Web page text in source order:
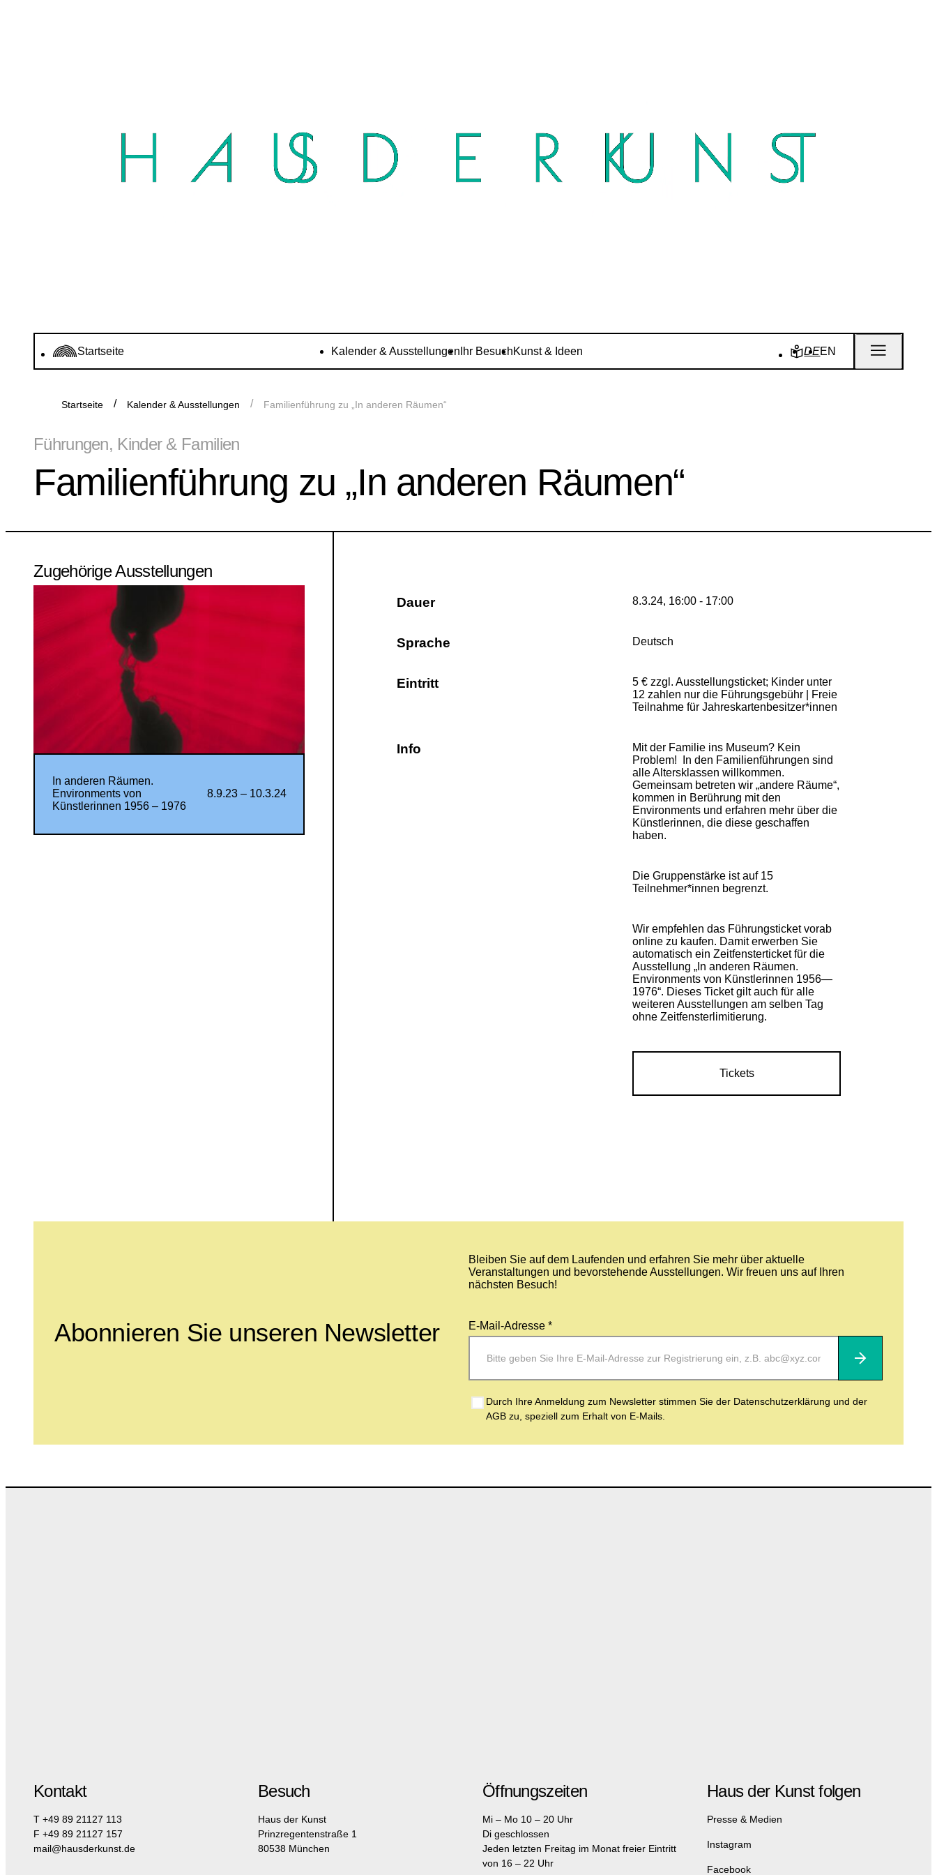
Startseite Kalender & Ausstellungen Ihr BesuchKunst & Ideen DEEN
Startseite Kalender & Ausstellungen Familienführung zu „In anderen Räumen“
Führungen, Kinder & Familien
Familienführung zu „In anderen Räumen“
Dauer 8.3.24, 16:00 - 17:00
Sprache Deutsch
Eintritt
5 € zzgl. Ausstellungsticket; Kinder unter
12 zahlen nur die Führungsgebühr | Freie
Teilnahme für Jahreskartenbesitzer*innen
Info
Mit der Familie ins Museum? Kein
Problem! In den Familienführungen sind
alle Altersklassen willkommen.
Gemeinsam betreten wir „andere Räume“,
kommen in Berührung mit den
Environments und erfahren mehr über die
Künstlerinnen, die diese geschaffen
haben.
Die Gruppenstärke ist auf 15
Teilnehmer*innen begrenzt.
Wir empfehlen das Führungsticket vorab
online zu kaufen. Damit erwerben Sie
automatisch ein Zeitfensterticket für die
Ausstellung „In anderen Räumen.
Environments von Künstlerinnen 1956—
1976“. Dieses Ticket gilt auch für alle
weiteren Ausstellungen am selben Tag
ohne Zeitfensterlimitierung.
Tickets
Zugehörige Ausstellungen
In anderen Räumen.
Environments von
Künstlerinnen 1956 – 1976
8.9.23 – 10.3.24
Abonnieren Sie unseren Newsletter
Bleiben Sie auf dem Laufenden und erfahren Sie mehr über aktuelle
Veranstaltungen und bevorstehende Ausstellungen. Wir freuen uns auf Ihren
nächsten Besuch!
E-Mail-Adresse *
Abonnieren
Durch Ihre Anmeldung zum Newsletter stimmen Sie der Datenschutzerklärung und der
AGB zu, speziell zum Erhalt von E-Mails.
Kontakt
T +49 89 21127 113
F +49 89 21127 157
mail@hausderkunst.de
Besuch
Haus der Kunst
Prinzregentenstraße 1
80538 München
Öffnungszeiten
Mi – Mo 10 – 20 Uhr
Di geschlossen
Jeden letzten Freitag im Monat freier Eintritt
von 16 – 22 Uhr
Haus der Kunst folgen
Presse & Medien
Instagram
Facebook